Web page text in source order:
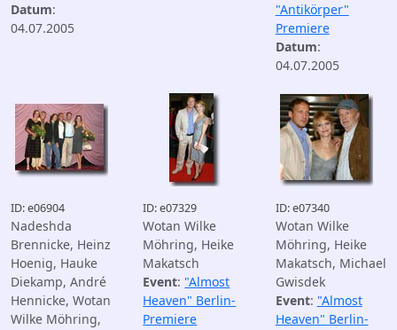
Datum:
04.07.2005
"Antikörper"
Premiere
Datum:
04.07.2005
ID: e06904
Nadeshda
Brennicke, Heinz
Hoenig, Hauke
Diekamp, André
Hennicke, Wotan
Wilke Möhring,
ID: e07329
Wotan Wilke
Möhring, Heike
Makatsch
Event: "Almost
Heaven" Berlin-
Premiere
ID: e07340
Wotan Wilke
Möhring, Heike
Makatsch, Michael
Gwisdek
Event: "Almost
Heaven" Berlin-